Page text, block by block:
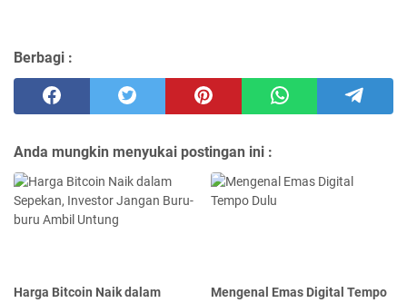
Berbagi :
Anda mungkin menyukai postingan ini :
Harga Bitcoin Naik dalam
Mengenal Emas Digital Tempo